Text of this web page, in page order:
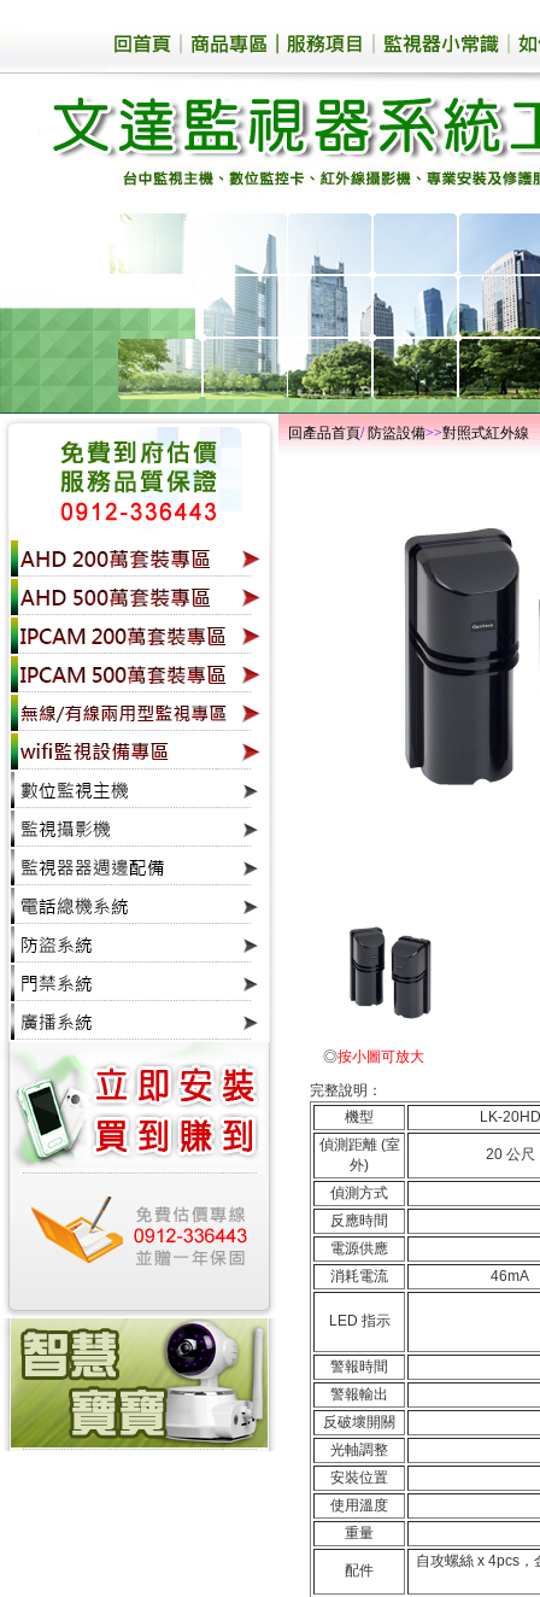
回產品首頁/防盜設備>>對照式紅外線
◎按小圖可放大
完整說明：
機型
LK-20HD
偵測距離 (室
外)
20 公尺
偵測方式
反應時間
電源供應
消耗電流
46mA
LED 指示
警報時間
警報輸出
反破壞開關
光軸調整
安裝位置
使用溫度
重量
配件
自攻螺絲 x 4pcs，